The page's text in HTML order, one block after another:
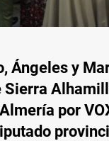
Ángeles y
Sierra
por